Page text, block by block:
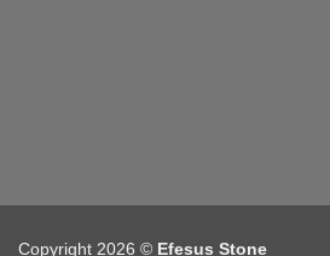
Copyright 2026 © Efesus Stone